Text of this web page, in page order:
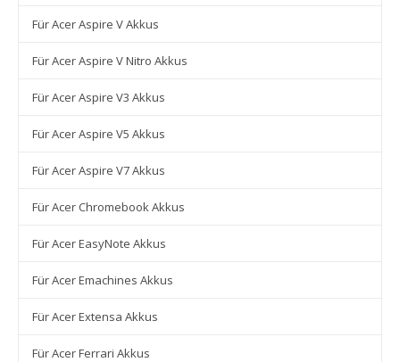
Für Acer Aspire V Akkus
Für Acer Aspire V Nitro Akkus
Für Acer Aspire V3 Akkus
Für Acer Aspire V5 Akkus
Für Acer Aspire V7 Akkus
Für Acer Chromebook Akkus
Für Acer EasyNote Akkus
Für Acer Emachines Akkus
Für Acer Extensa Akkus
Für Acer Ferrari Akkus